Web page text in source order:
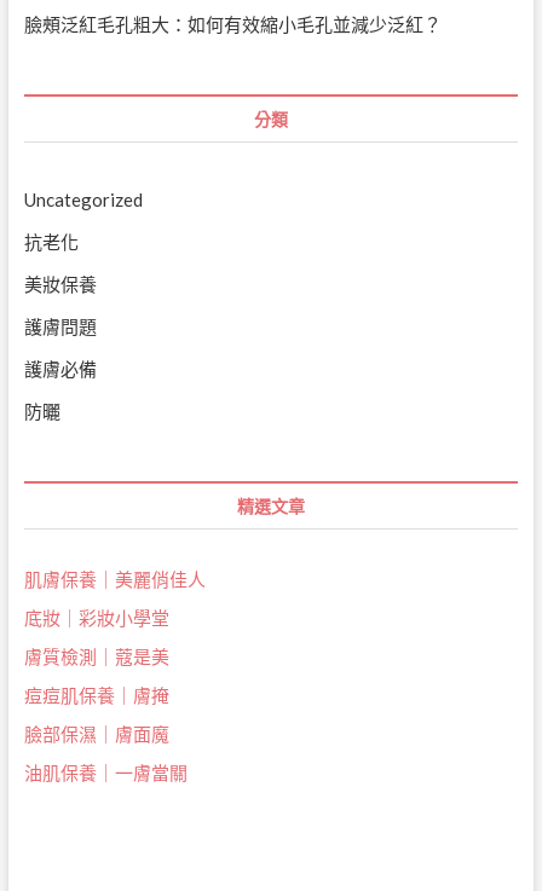
臉頰泛紅毛孔粗大：如何有效縮小毛孔並減少泛紅？
分類
Uncategorized
抗老化
美妝保養
護膚問題
護膚必備
防曬
精選文章
肌膚保養｜美麗俏佳人
底妝｜彩妝小學堂
膚質檢測｜蔻是美
痘痘肌保養｜膚掩
臉部保濕｜膚面魔
油肌保養｜一膚當關